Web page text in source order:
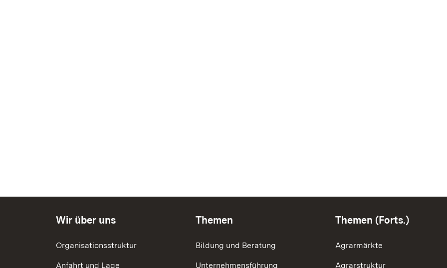
Wir über uns
Organisationsstruktur
Anfahrt und Lage
Themen
Bildung und Beratung
Unternehmensführung
Themen (Forts.)
Agrarmärkte
Agrarstruktur